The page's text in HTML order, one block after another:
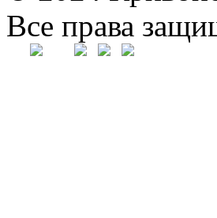
Все права